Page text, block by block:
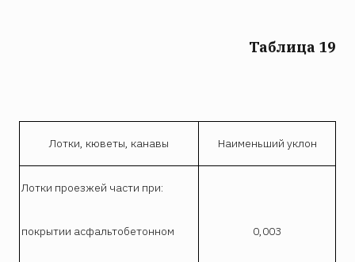
Таблица 19
Лотки, кюветы, канавы Наименьший уклон
Лотки проезжей части при:
покрытии асфальтобетонном 0,003